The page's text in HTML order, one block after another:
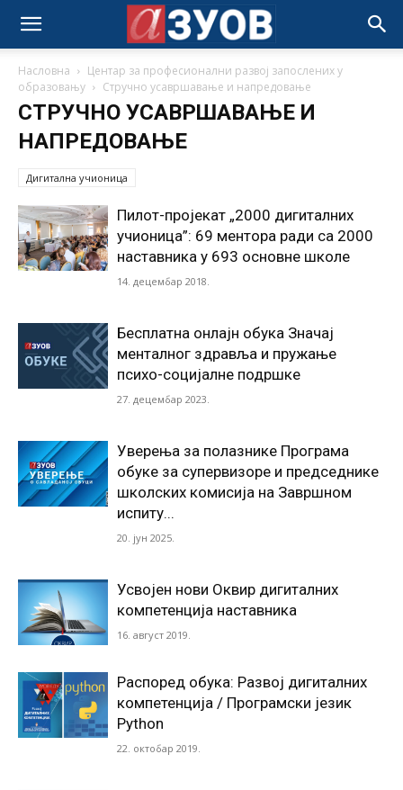
Насловна
Центар за професионални развој запослених у
образовању
Стручно усавршавање и напредовање
СТРУЧНО УСАВРШАВАЊЕ И
НАПРЕДОВАЊЕ
Дигитална учионица
Пилот-пројекат „2000 дигиталних
учионица”: 69 ментора ради са 2000
наставника у 693 основне школе
14. децембар 2018.
Бесплатна онлајн обука Значај
менталног здравља и пружање
психо-социјалне подршке
27. децембар 2023.
Уверења за полазнике Програмa
обуке за супервизоре и председнике
школских комисија на Завршном
испиту...
20. јун 2025.
Усвојен нови Оквир дигиталних
компетенција наставника
16. август 2019.
Распоред обука: Развој дигиталних
компетенција / Програмски језик
Python
22. октобар 2019.